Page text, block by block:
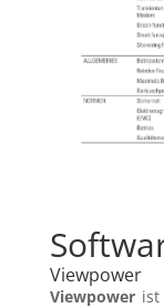
Viewpower
Viewpower